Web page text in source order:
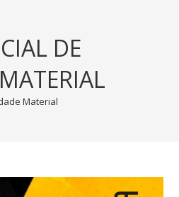
DE
Material